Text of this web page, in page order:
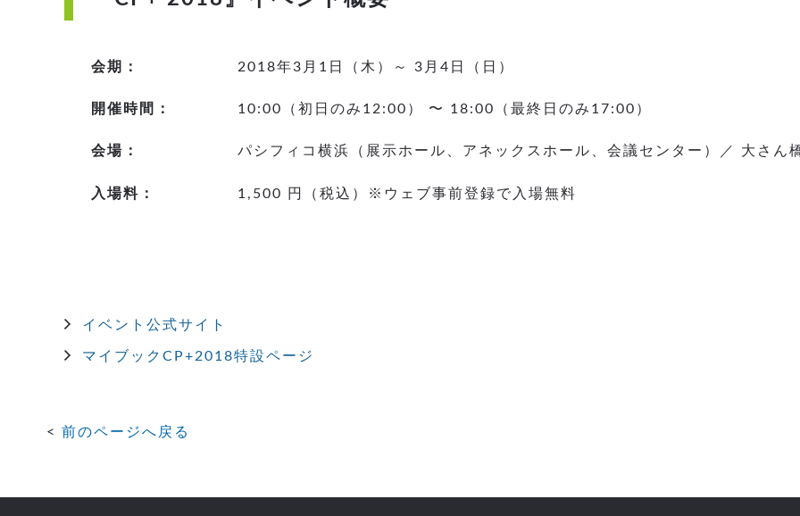
会期： 2018年3月1日（木）～ 3月4日（日）
開催時間： 10:00（初日のみ12:00） 〜 18:00（最終日のみ17:00）
会場： パシフィコ横浜（展示ホール、アネックスホール、会議センター）／ 大さん
入場料： 1,500 円（税込）※ウェブ事前登録で入場無料
イベント公式サイト
マイブックCP+2018特設ページ
前のページへ戻る